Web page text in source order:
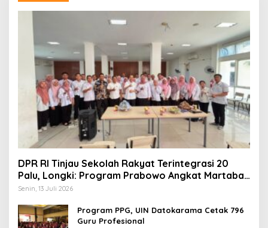
DPR RI Tinjau Sekolah Rakyat Terintegrasi 20
Palu, Longki: Program Prabowo Angkat Martabat
Anak Miskin
Senin, 13 Juli 2026
Program PPG, UIN Datokarama Cetak 796
Guru Profesional